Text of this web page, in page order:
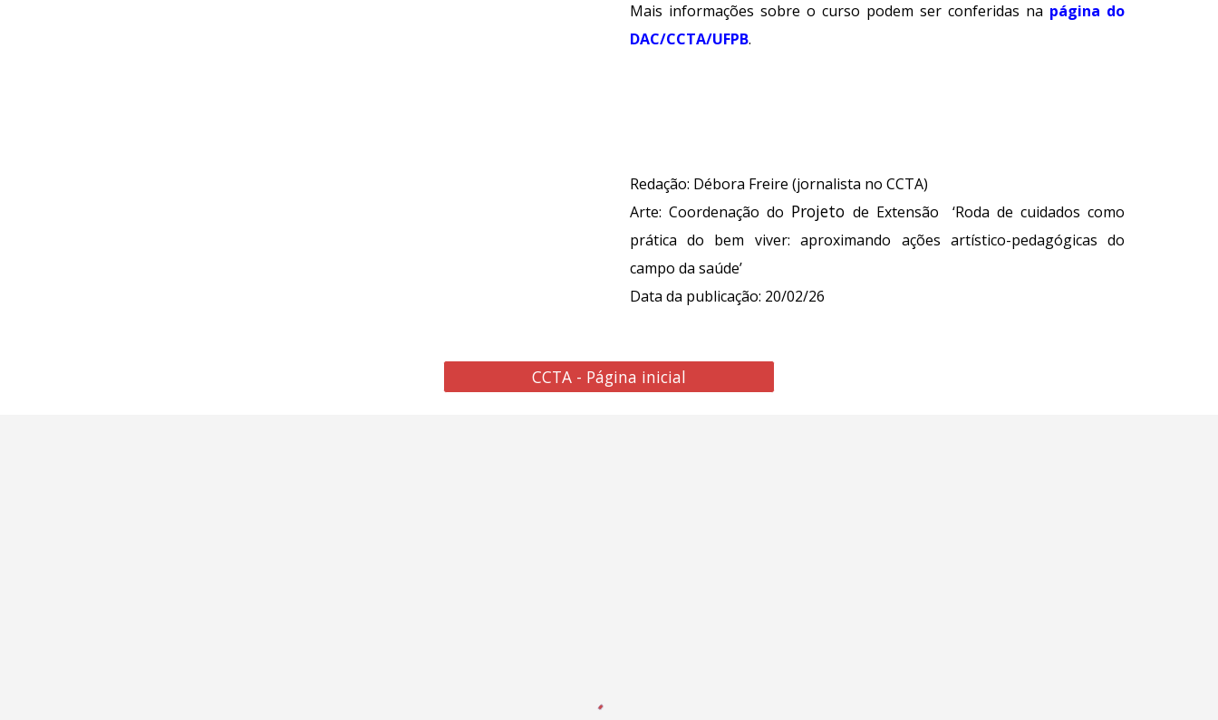
Mais informações sobre o curso podem ser conferidas na página do
DAC/CCTA/UFPB.
Redação: Débora Freire (jornalista no CCTA)
Arte: Coordenação do Projeto de Extensão‘Roda de cuidados como
prática do bem viver: aproximando ações artístico-pedagógicas do
campo da saúde’
Data da publicação: 20/02/26
CCTA - Página inicial